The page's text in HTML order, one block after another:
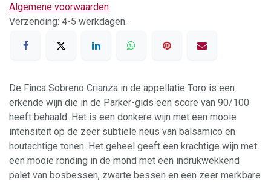
Algemene voorwaarden
Verzending: 4-5 werkdagen.
De Finca Sobreno Crianza in de appellatie Toro is een
erkende wijn die in de Parker-gids een score van 90/100
heeft behaald. Het is een donkere wijn met een mooie
intensiteit op de zeer subtiele neus van balsamico en
houtachtige tonen. Het geheel geeft een krachtige wijn met
een mooie ronding in de mond met een indrukwekkend
palet van bosbessen, zwarte bessen en een zeer merkbare